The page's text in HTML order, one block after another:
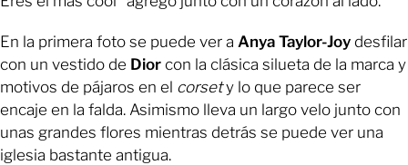
En la primera foto se puede ver a Anya Taylor-Joy desfilar
con un vestido de Dior con la clásica silueta de la marca y
motivos de pájaros en el corsety lo que parece ser
encaje en la falda. Asimismo lleva un largo velo junto con
unas grandes flores mientras detrás se puede ver una
iglesia bastante antigua.